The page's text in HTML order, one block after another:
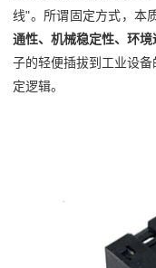
线"。所谓固定方式，本
通性、机械稳定性、环境
子的轻便插拔到工业设
定逻辑。